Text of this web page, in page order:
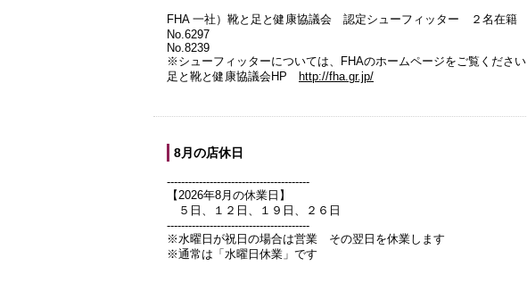
FHA 一社）靴と足と健康協議会 認定シューフィッター ２名在籍
No.6297
No.8239
※シューフィッターについては、FHAのホームページをご覧ください
足と靴と健康協議会HP
http://fha.gr.jp/
8月の店休日
----------------------------------------
【2026年8月の休業日】
５日、１２日、１９日、２６日
----------------------------------------
※水曜日が祝日の場合は営業 その翌日を休業します
※通常は「水曜日休業」です